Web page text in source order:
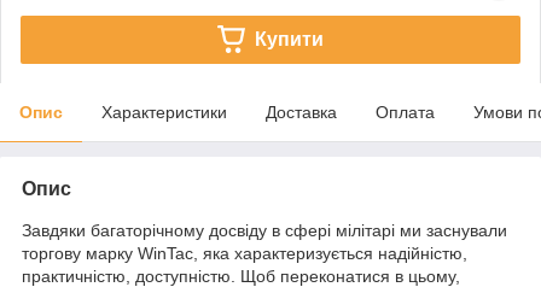
Купити
Опис Характеристики Доставка Оплата Умови
Опис
Завдяки багаторічному досвіду в сфері мілітарі ми заснували
торгову марку WinTac, яка характеризується надійністю,
практичністю, доступністю. Щоб переконатися в цьому,